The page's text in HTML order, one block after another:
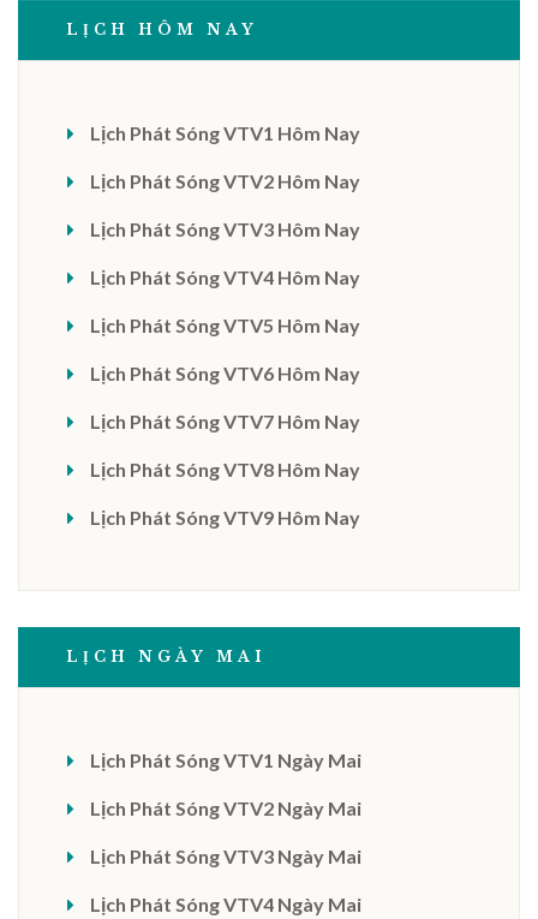
LỊCH HÔM NAY
Lịch Phát Sóng VTV1 Hôm Nay
Lịch Phát Sóng VTV2 Hôm Nay
Lịch Phát Sóng VTV3 Hôm Nay
Lịch Phát Sóng VTV4 Hôm Nay
Lịch Phát Sóng VTV5 Hôm Nay
Lịch Phát Sóng VTV6 Hôm Nay
Lịch Phát Sóng VTV7 Hôm Nay
Lịch Phát Sóng VTV8 Hôm Nay
Lịch Phát Sóng VTV9 Hôm Nay
LỊCH NGÀY MAI
Lịch Phát Sóng VTV1 Ngày Mai
Lịch Phát Sóng VTV2 Ngày Mai
Lịch Phát Sóng VTV3 Ngày Mai
Lịch Phát Sóng VTV4 Ngày Mai